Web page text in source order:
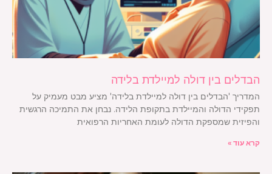
הבדלים בין דולה למיילדת בלידה
המדריך 'הבדלים בין דולה למיילדת בלידה' מציע מבט מעמיק על
תפקידי הדולה והמיילדת בתקופת הלידה. נבחן את התמיכה הרגשית
והפיזית שמספקת הדולה לעומת האחריות הרפואית
קרא עוד »